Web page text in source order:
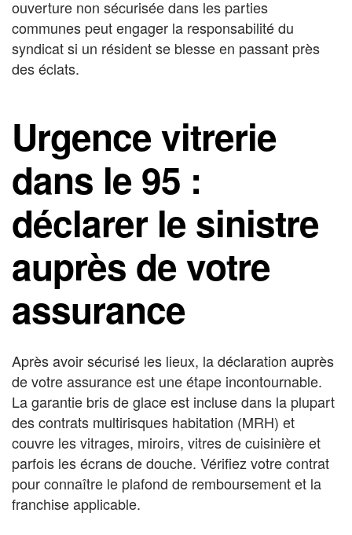
ouverture non sécurisée dans les parties
communes peut engager la responsabilité du
syndicat si un résident se blesse en passant près
des éclats.
Urgence vitrerie
dans le 95 :
déclarer le sinistre
auprès de votre
assurance
Après avoir sécurisé les lieux, la déclaration auprès
de votre assurance est une étape incontournable.
La garantie bris de glace est incluse dans la plupart
des contrats multirisques habitation (MRH) et
couvre les vitrages, miroirs, vitres de cuisinière et
parfois les écrans de douche. Vérifiez votre contrat
pour connaître le plafond de remboursement et la
franchise applicable.